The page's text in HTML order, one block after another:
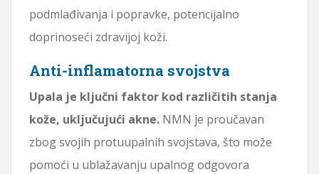
podmlađivanja i popravke, potencijalno
doprinoseći zdravijoj koži.
Anti-inflamatorna svojstva
Upala je ključni faktor kod različitih stanja
kože, uključujući akne. NMN je proučavan
zbog svojih protuupalnih svojstava, što može
pomoći u ublažavanju upalnog odgovora